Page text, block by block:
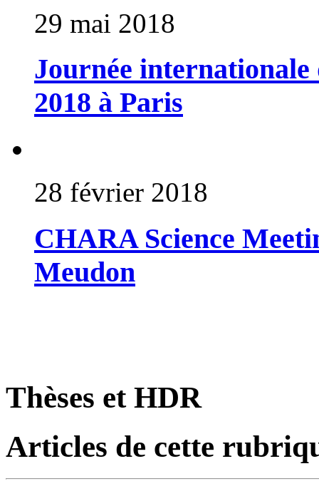
29 mai 2018
Journée internationale
2018 à Paris
28 février 2018
CHARA Science
Meudon
Thèses et HDR
Articles de cette